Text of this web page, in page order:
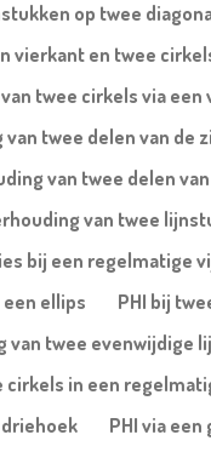
op twee
vierkant en twee
twee cirkels via
van twee delen van de
van twee delen
van twee
bij een regelmatige
een ellips
PHI bij
van twee evenwijdige
cirkels in een
PHI via